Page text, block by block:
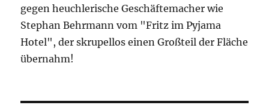
gegen heuchlerische Geschäftemacher wie
Stephan Behrmann vom "Fritz im Pyjama
Hotel", der skrupellos einen Großteil der Fläche
übernahm!